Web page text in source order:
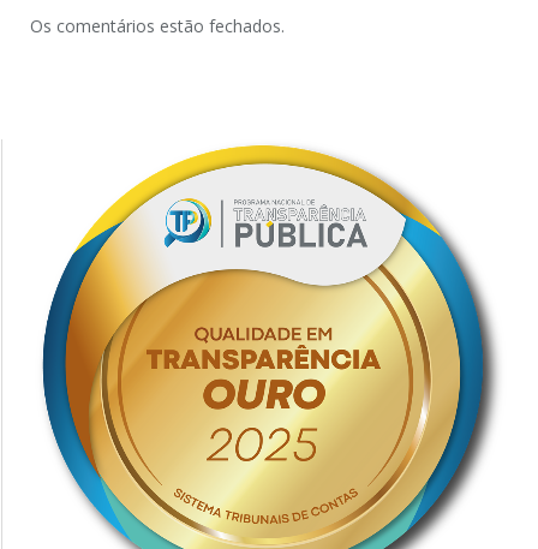
Os comentários estão fechados.